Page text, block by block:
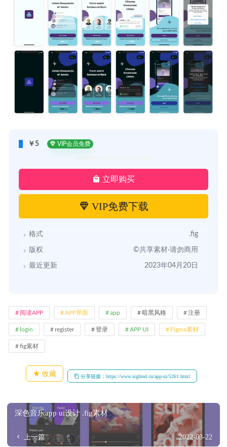
￥5 VIP会员免费
立即购买
VIP免费下载
格式 .fig
版权 ©共享素材·请勿商用
最近更新 2023年04月20日
阅读APP APP界面 app 暗黑风格 注册
login register 登录 APP UI Figma素材
fig素材
收藏 分享链接：https://www.sighted.cn/app-ui/5261.html
深色音乐app ui设计 .fig素材
上一篇 2022-03-22